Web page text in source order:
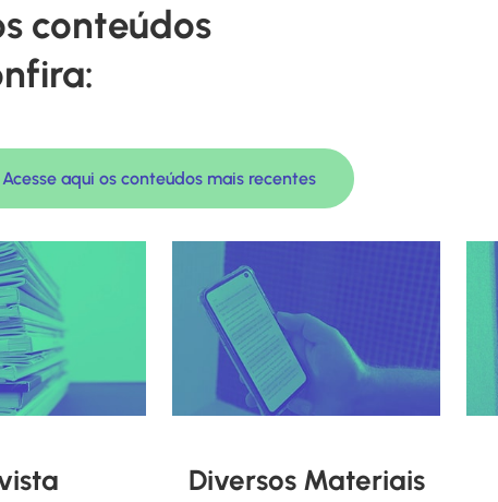
conteúdos
Acesse aqui os conteúdos mais recentes
Diversos Materiais